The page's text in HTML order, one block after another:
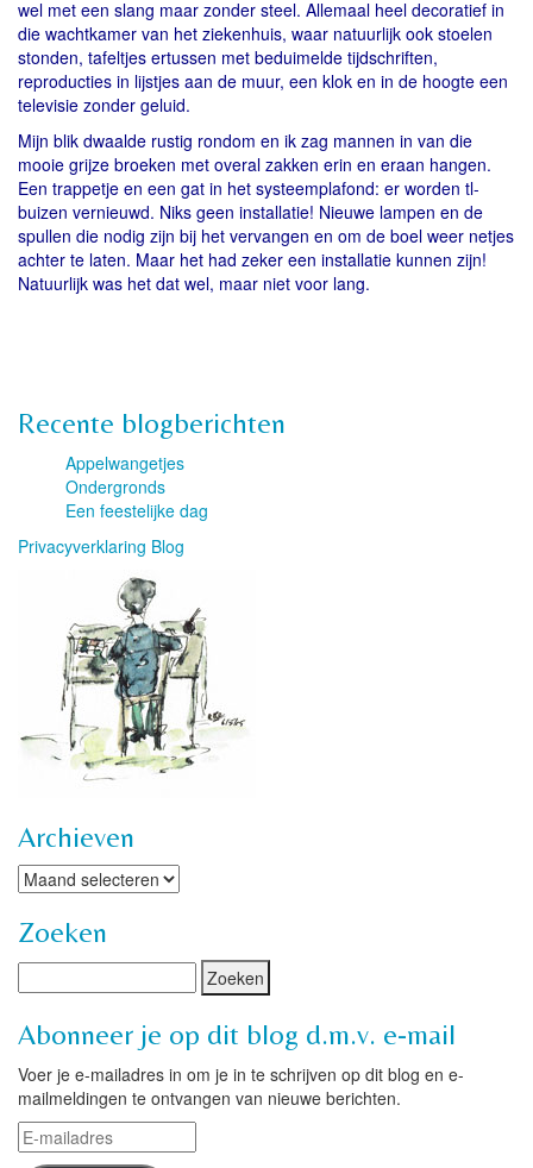
wel met een slang maar zonder steel. Allemaal heel decoratief in
die wachtkamer van het ziekenhuis, waar natuurlijk ook stoelen
stonden, tafeltjes ertussen met beduimelde tijdschriften,
reproducties in lijstjes aan de muur, een klok en in de hoogte een
televisie zonder geluid.
Mijn blik dwaalde rustig rondom en ik zag mannen in van die
mooie grijze broeken met overal zakken erin en eraan hangen.
Een trappetje en een gat in het systeemplafond: er worden tl-
buizen vernieuwd. Niks geen installatie! Nieuwe lampen en de
spullen die nodig zijn bij het vervangen en om de boel weer netjes
achter te laten. Maar het had zeker een installatie kunnen zijn!
Natuurlijk was het dat wel, maar niet voor lang.
Recente blogberichten
Appelwangetjes
Ondergronds
Een feestelijke dag
Privacyverklaring Blog
Archieven
Archieven
Zoeken
Abonneer je op dit blog d.m.v. e-mail
Voer je e-mailadres in om je in te schrijven op dit blog en e-
mailmeldingen te ontvangen van nieuwe berichten.
E-
mailadres